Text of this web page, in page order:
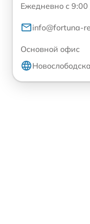
Ежедневно с
info@fortuna-
Основной офис